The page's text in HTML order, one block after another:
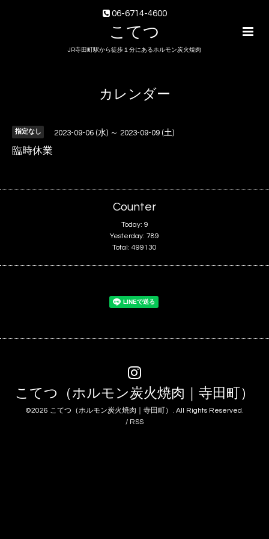
06-6714-4600
こてつ
JR寺田町駅から徒歩１分にあるホルモン炭火焼肉
カレンダー
指定なし 2023-09-06 (水) ～ 2023-09-09 (土)
臨時休業
Counter
Today: 9
Yesterday: 789
Total: 499130
こてつ（ホルモン炭火焼肉｜寺田町）
©2026 こてつ（ホルモン炭火焼肉｜寺田町） . All Rights Reserved.
/ RSS